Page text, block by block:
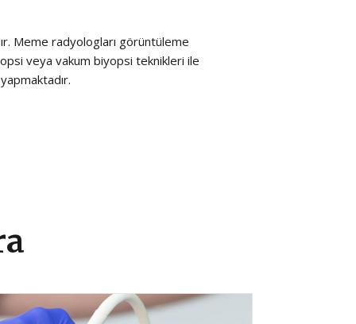
Meme radyologları görüntüleme
veya vakum biyopsi teknikleri ile